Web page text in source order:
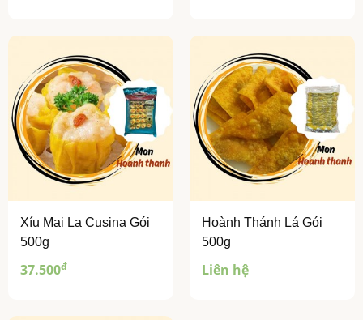
Xíu Mại La Cusina Gói
500g
37.500đ
Hoành Thánh Lá Gói
500g
Liên hệ